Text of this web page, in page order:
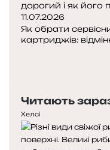
дорогий і як його
11.07.2026
Як обрати
картриджів:
Читають
Хелсі